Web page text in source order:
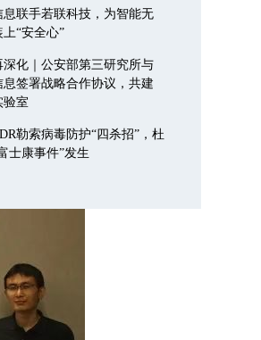
息联手若联科技，为智能无
上“安全心”
深化｜公安部第三研究所与
息签署战略合作协议，共建
验室
勒索病毒防护“四杀招”，杜
士康事件”发生